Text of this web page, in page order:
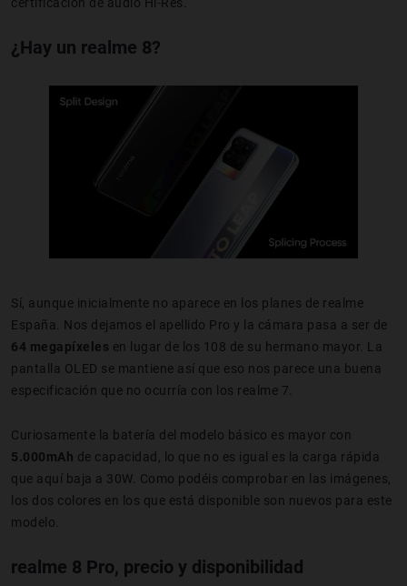
¿Hay un realme 8?
Sí, aunque inicialmente no aparece en los planes de realme
España. Nos dejamos el apellido Pro y la cámara pasa a ser de
64 megapíxeles en lugar de los 108 de su hermano mayor. La
pantalla OLED se mantiene así que eso nos parece una buena
especificación que no ocurría con los realme 7.
Curiosamente la batería del modelo básico es mayor con
5.000mAh de capacidad, lo que no es igual es la carga rápida
que aquí baja a 30W. Como podéis comprobar en las imágenes,
los dos colores en los que está disponible son nuevos para este
modelo.
realme 8 Pro, precio y disponibilidad